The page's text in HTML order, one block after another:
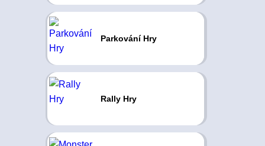
Parkování Hry
Rally Hry